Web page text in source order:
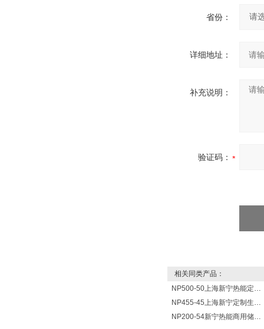
省份：
详细地址：
补充说明：
验证码：
相关同类产品：
NP500-50上海新宁热能定制各式不锈钢水箱容器
NP455-45上海新宁定制生产各式不锈钢容器
NP200-54新宁热能商用储水式电热水器V=200升N=54千瓦